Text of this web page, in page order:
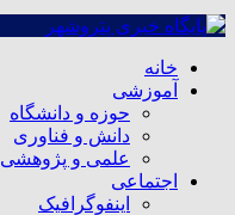
خانه
آموزشی
حوزه و دانشگاه
دانش و فناوری
علمی و پژوهشی
اجتماعی
اینفوگرافیک